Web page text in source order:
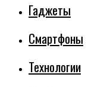
Гаджеты
Смартфоны
Технологии